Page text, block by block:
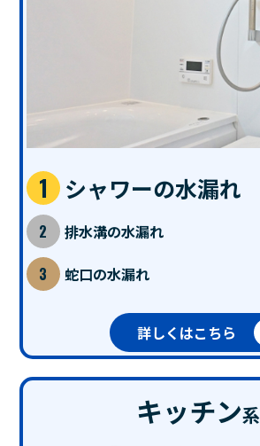
シャワーの水漏れ
排水溝の水漏れ
蛇口の水漏れ
詳しくはこちら
キッチン系